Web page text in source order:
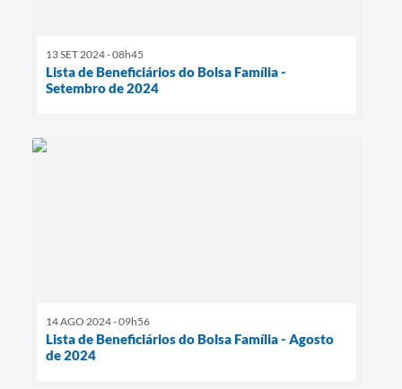
13 SET 2024 - 08h45
Lista de Beneficiários do Bolsa Família -
Setembro de 2024
14 AGO 2024 - 09h56
Lista de Beneficiários do Bolsa Família - Agosto
de 2024